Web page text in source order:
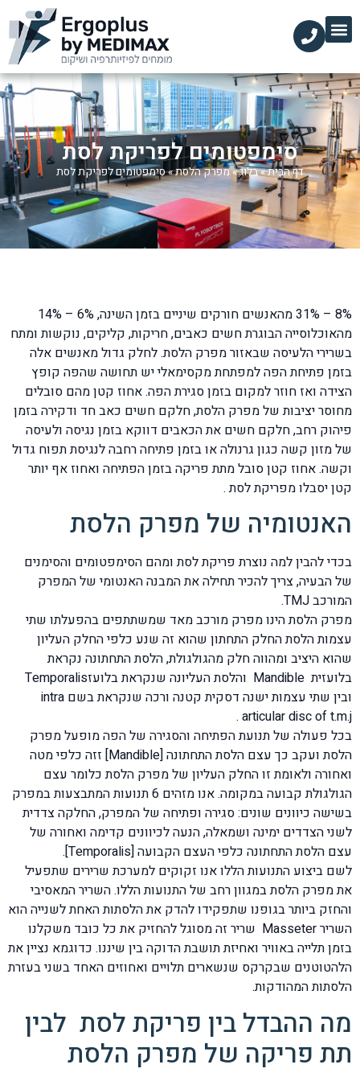
סימפטומים לפריקת לסת
דף הבית»בלוג»מפרק הלסת»סימפטומים לפריקת לסת
8% – 31% מהאנשים חורקים שיניים בזמן השינה, 6% – 14%
מהאוכלוסייה הבוגרת חשים כאבים, חריקות, קליקים, נוקשות ומתח
בשרירי הלעיסה שבאזור מפרק הלסת. לחלק גדול מאנשים אלה
בזמן פתיחת הפה למפתחת מקסימאלי יש תחושה שהפה קופץ
הצידה ואז חוזר למקום בזמן סגירת הפה. אחוז קטן מהם סובלים
מחוסר יציבות של מפרק הלסת, חלקם חשים כאב חד ודקירה בזמן
פיהוק רחב, חלקם חשים את הכאבים דווקא בזמן נגיסה ולעיסה
של מזון קשה כגון גרנולה או בזמן פתיחה רחבה לנגיסת תפוח גדול
וקשה. אחוז קטן סובל מתת פריקה בזמן הפתיחה ואחוז אף יותר
קטן יסבלו מפריקת לסת .
האנטומיה של מפרק הלסת
בכדי להבין למה נוצרת פריקת לסת ומהם הסימפטומים והסימנים
של הבעיה, צריך להכיר תחילה את המבנה האנטומי של המפרק
המורכב TMJ.
מפרק הלסת הינו מפרק מורכב מאד שמשתתפים בהפעלתו שתי
עצמות הלסת החלק התחתון שהוא זה שנע כלפי החלק העליון
שהוא היציב ומהווה חלק מהגולגולת, הלסת התחתונה נקראת
ובין שתי עצמות ישנה דסקית קטנה ורכה שנקראת בשם intra
articular disc of t.m.j .
בכל פעולה של תנועת הפתיחה והסגירה של הפה מופעל מפרק
הלסת ועקב כך עצם הלסת התחתונה [Mandible] זזה כלפי מטה
ואחורה ולאומת זו החלק העליון של מפרק הלסת כלומר עצם
הגולגולת קבועה במקומה. אנו מזהים 6 תנועות המתבצעות במפרק
בשישה כיוונים שונים: סגירה ופתיחה של המפרק, החלקה צדדית
לשני הצדדים ימינה ושמאלה, הנעה לכיוונים קדימה ואחורה של
עצם הלסת התחתונה כלפי העצם הקבועה [Temporalis].
לשם ביצוע התנועות הללו אנו זקוקים למערכת שרירים שתפעיל
את מפרק הלסת במגוון רחב של התנועות הללו. השריר המאסיבי
והחזק ביותר בגופנו שתפקידו להדק את הלסתות האחת לשנייה הוא
השריר Masseter שריר זה מסוגל להחזיק את כל כובד משקלנו
בזמן תלייה באוויר ואחיזת תושבת הדוקה בין שיננו. כדוגמא נציין את
הלהטוטנים שבקרקס שנשארים תלויים ואחוזים האחד בשני בעזרת
הלסתות המהודקות.
מה ההבדל בין פריקת לסת לבין
תת פריקה של מפרק הלסת